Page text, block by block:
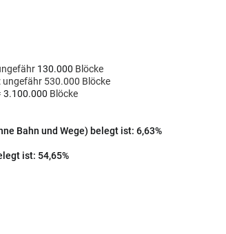
130.000 Blöcke
ungefähr 530.000 Blöcke
3.100.000 Blöcke
Bahn und Wege) belegt ist: 6,63%
ist: 54,65%